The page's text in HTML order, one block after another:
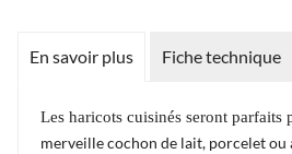
En savoir plus Fiche technique
Les haricots cuisinés seront parfaits
merveille cochon de lait, porcelet ou